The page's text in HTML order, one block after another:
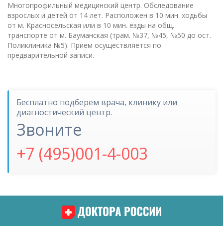
Многопрофильный медицинский центр. Обследование
взрослых и детей от 14 лет. Расположен в 10 мин. ходьбы
от м. Красносельская или в 10 мин. езды на общ.
транспорте от м. Бауманская (трам. №37, №45, №50 до ост.
Поликлиника №5). Прием осуществляется по
предварительной записи.
Бесплатно подберем врача, клинику или
диагностический центр.
Звоните
+7 (495)001-4-003